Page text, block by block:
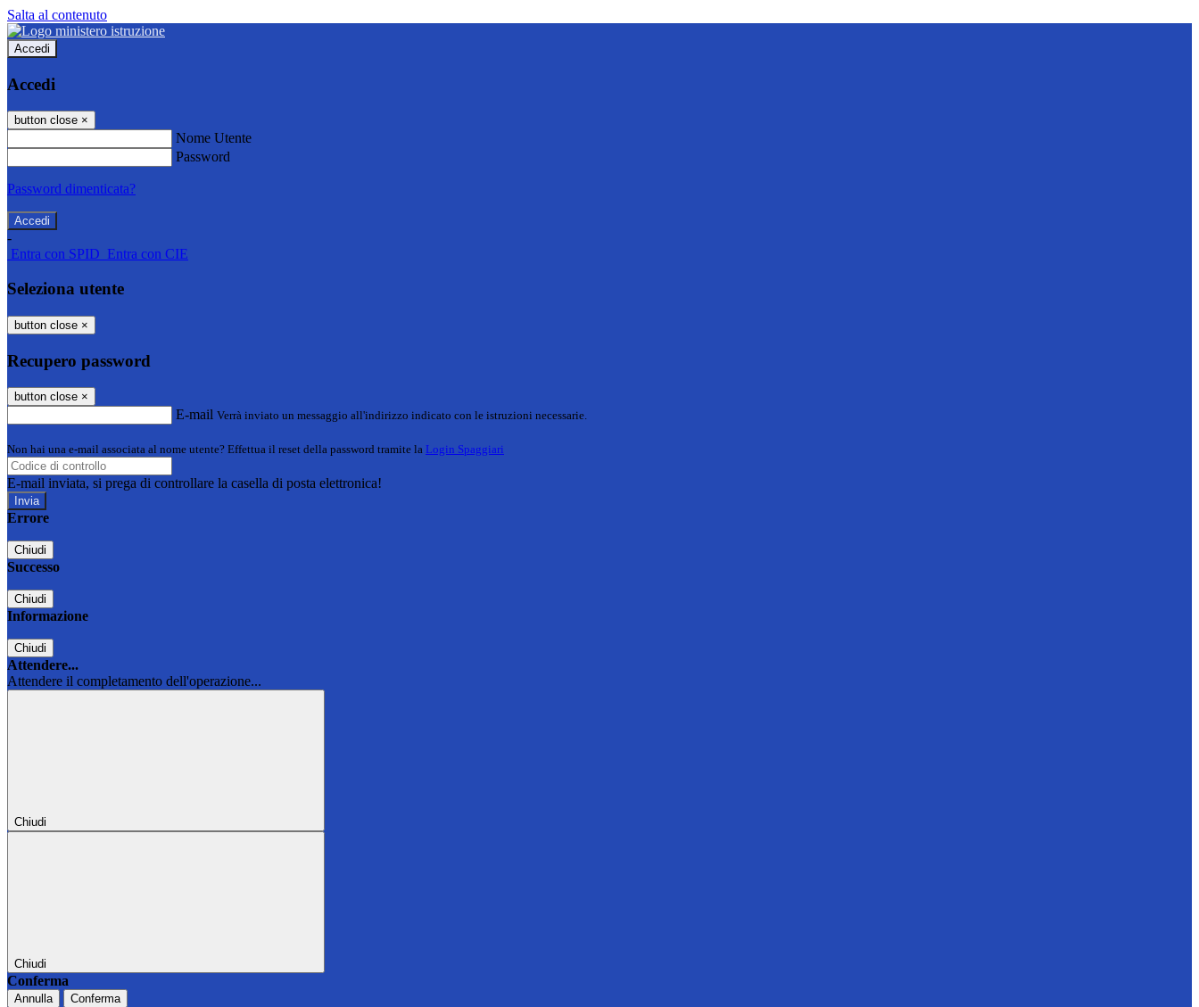
Salta al contenuto
Accedi
Accedi
button close ×
Nome Utente
Password
Password dimenticata?
-
Entra con SPID Entra con CIE
Seleziona utente
button close ×
Recupero password
button close ×
E-mail Verrà inviato un messaggio all'indirizzo indicato con le istruzioni necessarie.
Non hai una e-mail associata al nome utente? Effettua il reset della password tramite la Login Spaggiari
E-mail inviata, si prega di controllare la casella di posta elettronica!
Errore
Chiudi
Successo
Chiudi
Informazione
Chiudi
Attendere...
Attendere il completamento dell'operazione...
Chiudi
Chiudi
Conferma
Annulla Conferma